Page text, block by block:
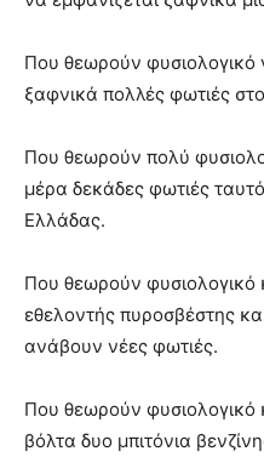
Που θεωρούν
ξαφνικά πολλές φωτιές
Που θεωρούν πολύ
μέρα δεκάδες φωτιές
Ελλάδας.
Που θεωρούν φυσιολογικό
εθελοντής πυροσβέστης
ανάβουν νέες φωτιές.
Που θεωρούν φυσιολογικό
βόλτα δυο μπιτόνια